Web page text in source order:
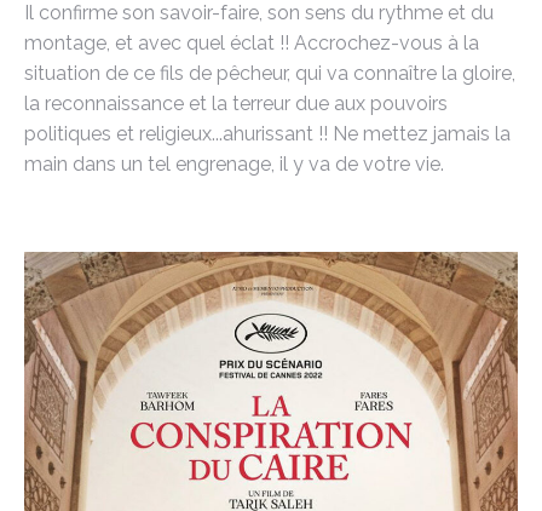
Il confirme son savoir-faire, son sens du rythme et du
montage, et avec quel éclat !! Accrochez-vous à la
situation de ce fils de pêcheur, qui va connaître la gloire,
la reconnaissance et la terreur due aux pouvoirs
politiques et religieux...ahurissant !! Ne mettez jamais la
main dans un tel engrenage, il y va de votre vie.